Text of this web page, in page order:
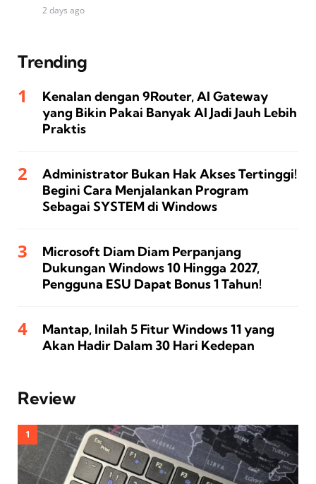
2 days ago
Trending
Kenalan dengan 9Router, AI Gateway
yang Bikin Pakai Banyak AI Jadi Jauh Lebih
Praktis
Administrator Bukan Hak Akses Tertinggi!
Begini Cara Menjalankan Program
Sebagai SYSTEM di Windows
Microsoft Diam Diam Perpanjang
Dukungan Windows 10 Hingga 2027,
Pengguna ESU Dapat Bonus 1 Tahun!
Mantap, Inilah 5 Fitur Windows 11 yang
Akan Hadir Dalam 30 Hari Kedepan
Review